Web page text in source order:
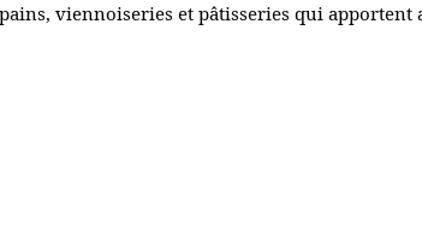
pains, viennoiseries et pâtisseries qui